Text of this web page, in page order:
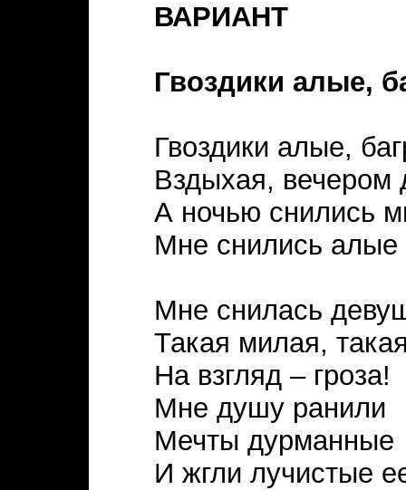
ВАРИАНТ
Гвоздики алые,
Гвоздики алые,
Вздыхая, вечером
А ночью снились
Мне снились алые
Мне снилась
Такая милая,
На взгляд – гроза!
Мне душу ранили
Мечты дурманные
И жгли лучистые